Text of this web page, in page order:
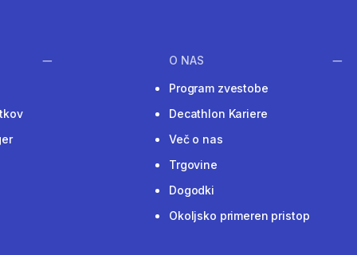
O NAS
Program zvestobe
Decathlon Kariere
Več o nas
Trgovine
Dogodki
Okoljsko primeren pristop